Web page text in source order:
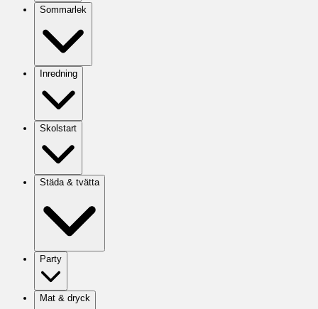
Sommarlek
Inredning
Skolstart
Städa & tvätta
Party
Mat & dryck